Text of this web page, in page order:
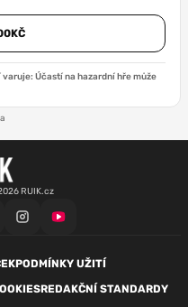
Účastí na hazardní hře může
RUIK.cz
PODMÍNKY UŽITÍ
REDAKČNÍ STANDARDY